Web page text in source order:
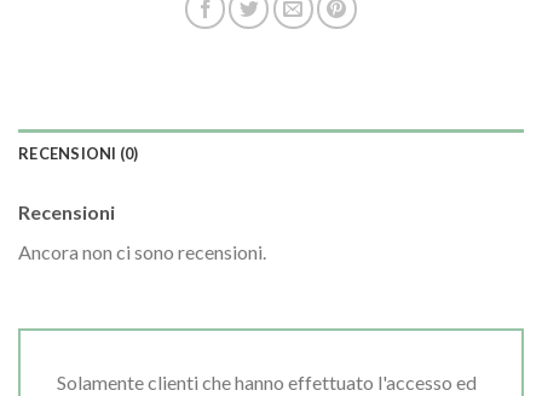
RECENSIONI (0)
Recensioni
Ancora non ci sono recensioni.
Solamente clienti che hanno effettuato l'accesso ed